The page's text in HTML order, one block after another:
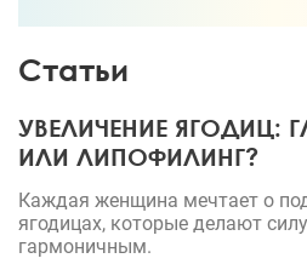
Статьи
УВЕЛИЧЕНИЕ ЯГОДИЦ:
ИЛИ ЛИПОФИЛИНГ?
Каждая женщина мечтает о
ягодицах, которые делают
гармоничным.